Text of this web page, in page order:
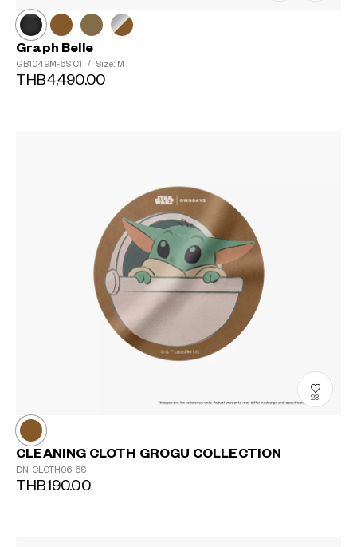
Graph Belle
GB1049M-6S C1 / Size: M
THB4,490.00
23
CLEANING CLOTH GROGU COLLECTION
DN-CLOTH06-6S
THB190.00